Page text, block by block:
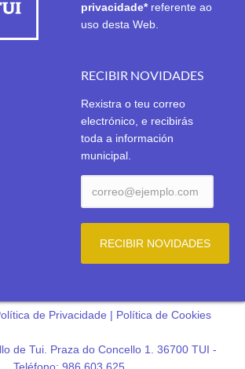
privacidade* referente ao
uso desta Web.
RECIBIR NOVIDADES
Rexistra o teu correo
electrónico, e recibirás
toda a información
municipal.
de Privacidade | Política de Cookies
de Tui. Praza do Concello 1. 36700 TUI -